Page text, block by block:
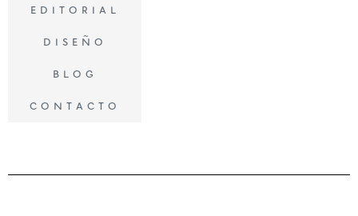
editorial
diseño
blog
contacto